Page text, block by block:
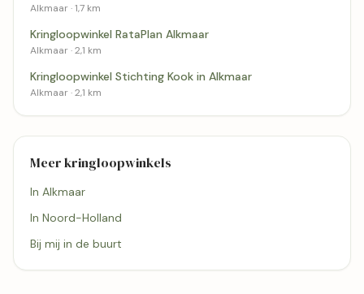
Alkmaar · 1,7 km
Kringloopwinkel RataPlan Alkmaar
Alkmaar · 2,1 km
Kringloopwinkel Stichting Kook in Alkmaar
Alkmaar · 2,1 km
Meer kringloopwinkels
In Alkmaar
In Noord-Holland
Bij mij in de buurt